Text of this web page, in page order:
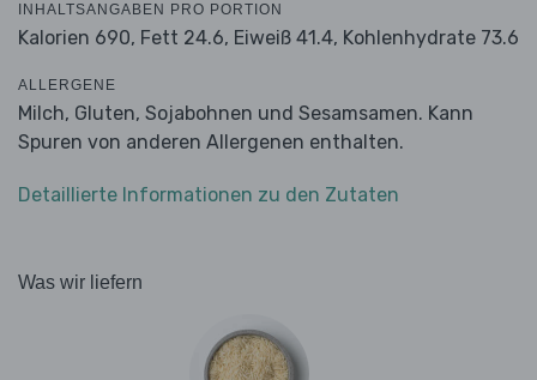
INHALTSANGABEN PRO PORTION
Kalorien 690, Fett 24.6, Eiweiß 41.4, Kohlenhydrate 73.6
ALLERGENE
Milch, Gluten, Sojabohnen und Sesamsamen. Kann
Spuren von anderen Allergenen enthalten.
Detaillierte Informationen zu den Zutaten
Was wir liefern